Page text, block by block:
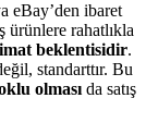
eBay’den ibaret
rahatlıkla
beklentisidir.
standarttır. Bu
olması da satış